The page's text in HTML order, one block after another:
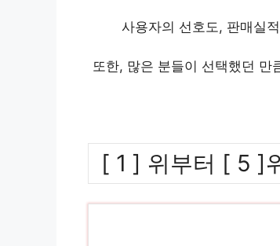
사용자의 선호도, 판매실
또한, 많은 분들이 선택했던 만
[ 1 ] 위부터 [ 5 ]